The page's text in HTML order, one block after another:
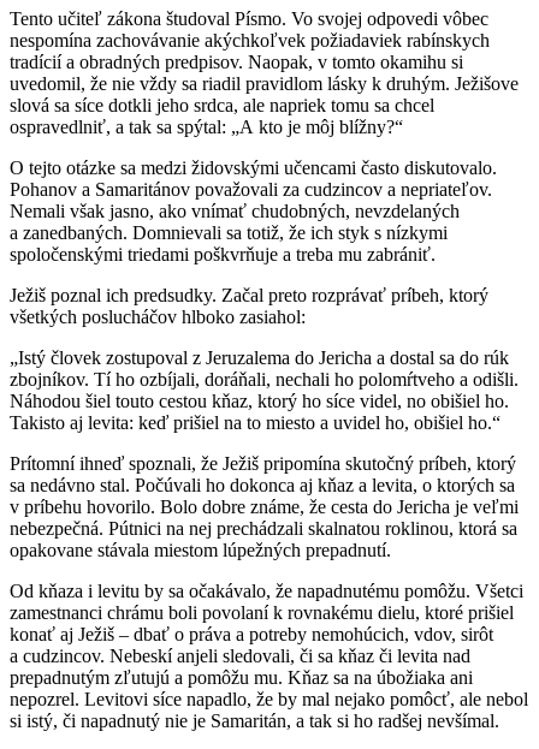
Tento učiteľ zákona študoval Písmo. Vo svojej odpovedi vôbec
nespomína zachovávanie akýchkoľvek požiadaviek rabínskych
tradícií a obradných predpisov. Naopak, v tomto okamihu si
uvedomil, že nie vždy sa riadil pravidlom lásky k druhým. Ježišove
slová sa síce dotkli jeho srdca, ale napriek tomu sa chcel
ospravedlniť, a tak sa spýtal: „A kto je môj blížny?“
O tejto otázke sa medzi židovskými učencami často diskutovalo.
Pohanov a Samaritánov považovali za cudzincov a nepriateľov.
Nemali však jasno, ako vnímať chudobných, nevzdelaných
a zanedbaných. Domnievali sa totiž, že ich styk s nízkymi
spoločenskými triedami poškvrňuje a treba mu zabrániť.
Ježiš poznal ich predsudky. Začal preto rozprávať príbeh, ktorý
všetkých poslucháčov hlboko zasiahol:
„Istý človek zostupoval z Jeruzalema do Jericha a dostal sa do rúk
zbojníkov. Tí ho ozbíjali, doráňali, nechali ho polomŕtveho a odišli.
Náhodou šiel touto cestou kňaz, ktorý ho síce videl, no obišiel ho.
Takisto aj levita: keď prišiel na to miesto a uvidel ho, obišiel ho.“
Prítomní ihneď spoznali, že Ježiš pripomína skutočný príbeh, ktorý
sa nedávno stal. Počúvali ho dokonca aj kňaz a levita, o ktorých sa
v príbehu hovorilo. Bolo dobre známe, že cesta do Jericha je veľmi
nebezpečná. Pútnici na nej prechádzali skalnatou roklinou, ktorá sa
opakovane stávala miestom lúpežných prepadnutí.
Od kňaza i levitu by sa očakávalo, že napadnutému pomôžu. Všetci
zamestnanci chrámu boli povolaní k rovnakému dielu, ktoré prišiel
konať aj Ježiš – dbať o práva a potreby nemohúcich, vdov, sirôt
a cudzincov. Nebeskí anjeli sledovali, či sa kňaz či levita nad
prepadnutým zľutujú a pomôžu mu. Kňaz sa na úbožiaka ani
nepozrel. Levitovi síce napadlo, že by mal nejako pomôcť, ale nebol
si istý, či napadnutý nie je Samaritán, a tak si ho radšej nevšímal.